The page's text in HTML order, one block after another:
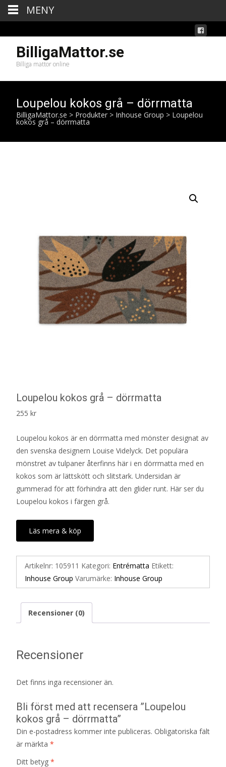
BilligaMattor.se
Billiga mattor online
Loupelou kokos grå – dörrmatta
BilligaMattor.se > Produkter > Inhouse Group > Loupelou
kokos grå – dörrmatta
Loupelou kokos grå – dörrmatta
255 kr
Loupelou kokos är en dörrmatta med mönster designat av
den svenska designern Louise Videlyck. Det populära
mönstret av tulpaner återfinns här i en dörrmatta med en
kokos som är lättskött och slitstark. Undersidan är
gummerad för att förhindra att den glider runt. Här ser du
Loupelou kokos i färgen grå.
Läs mera & köp
Artikelnr: 105911 Kategori: Entrématta Etikett:
Inhouse Group Varumärke: Inhouse Group
Recensioner (0)
Recensioner
Det finns inga recensioner än.
Bli först med att recensera ”Loupelou
kokos grå – dörrmatta”
Din e-postadress kommer inte publiceras. Obligatoriska fält
är märkta *
Ditt betyg *
MENY